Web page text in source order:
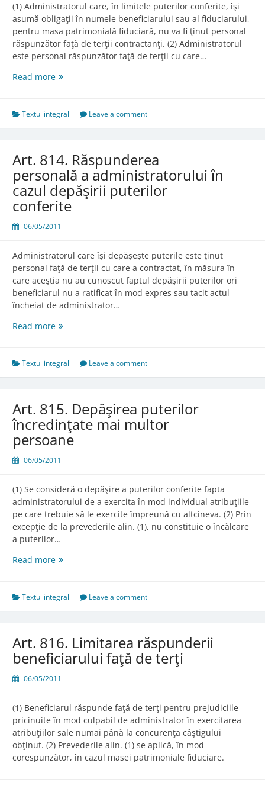
(1) Administratorul care, în limitele puterilor conferite, îşi
asumă obligaţii în numele beneficiarului sau al fiduciarului,
pentru masa patrimonială fiduciară, nu va fi ţinut personal
răspunzător faţă de terţii contractanţi. (2) Administratorul
este personal răspunzător faţă de terţii cu care…
Read moreArt.
personală
a
Textul integral Leave a comment
Art. 814. Răspunderea
personală a administratorului în
cazul depăşirii puterilor
conferite
06/05/2011
Administratorul care îşi depăşeşte puterile este ţinut
personal faţă de terţii cu care a contractat, în măsura în
care aceştia nu au cunoscut faptul depăşirii puterilor ori
beneficiarul nu a ratificat în mod expres sau tacit actul
încheiat de administrator…
Read moreArt.
personală
a
cazul
depăşirii
puterilor
Textul integral Leave a comment
Art. 815. Depăşirea puterilor
încredinţate mai multor
persoane
06/05/2011
(1) Se consideră o depăşire a puterilor conferite fapta
administratorului de a exercita în mod individual atribuţiile
pe care trebuie să le exercite împreună cu altcineva. (2) Prin
excepţie de la prevederile alin. (1), nu constituie o încălcare
a puterilor…
Read moreArt.
puterilor
încredinţate
persoane
Textul integral Leave a comment
Art. 816. Limitarea răspunderii
beneficiarului faţă de terţi
06/05/2011
(1) Beneficiarul răspunde faţă de terţi pentru prejudiciile
pricinuite în mod culpabil de administrator în exercitarea
atribuţiilor sale numai până la concurenţa câştigului
obţinut. (2) Prevederile alin. (1) se aplică, în mod
corespunzător, în cazul masei patrimoniale fiduciare.